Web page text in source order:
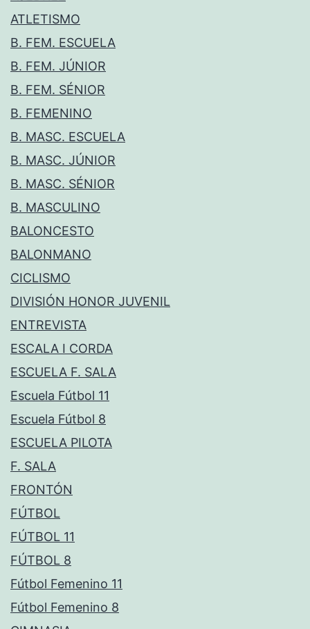
ATLETISMO
B. FEM. ESCUELA
B. FEM. JÚNIOR
B. FEM. SÉNIOR
B. FEMENINO
B. MASC. ESCUELA
B. MASC. JÚNIOR
B. MASC. SÉNIOR
B. MASCULINO
BALONCESTO
BALONMANO
CICLISMO
DIVISIÓN HONOR JUVENIL
ENTREVISTA
ESCALA I CORDA
ESCUELA F. SALA
Escuela Fútbol 11
Escuela Fútbol 8
ESCUELA PILOTA
F. SALA
FRONTÓN
FÚTBOL
FÚTBOL 11
FÚTBOL 8
Fútbol Femenino 11
Fútbol Femenino 8